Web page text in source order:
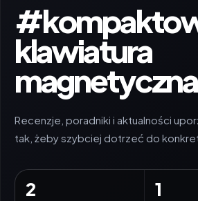
klawiatura
magnetyczna
Recenzje, poradniki i aktualności
tak, żeby szybciej dotrzeć do
2 1